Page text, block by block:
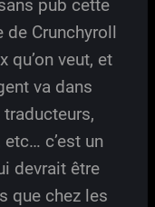
pub cette
Crunchyroll
qu’on veut, et
va dans
c’est un
devrait être
que chez les